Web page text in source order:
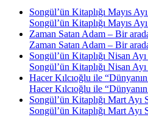
Songül’ün Kitaplığı Mayıs
Songül’ün Kitaplığı Mayıs
Zaman Satan Adam – Bir
Zaman Satan Adam – Bir
Songül’ün Kitaplığı Nisan
Songül’ün Kitaplığı Nisan
Hacer Kılcıoğlu ile
Hacer Kılcıoğlu ile
Songül’ün Kitaplığı Mart Ayı
Songül’ün Kitaplığı Mart Ayı